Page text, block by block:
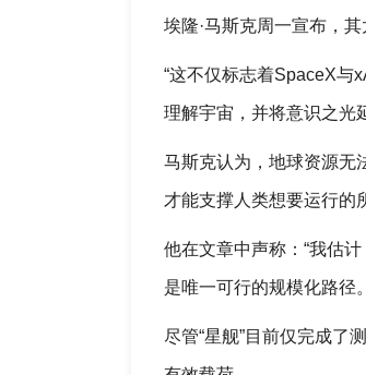
埃隆·马斯克周一宣布，
“这不仅标志着SpaceX与
理解宇宙，并将意识之光
马斯克认为，地球资源
才能支撑人类想要运行的
他在文章中声称：“我估
是唯一可行的规模化路径
尽管“星舰”目前仅完成了